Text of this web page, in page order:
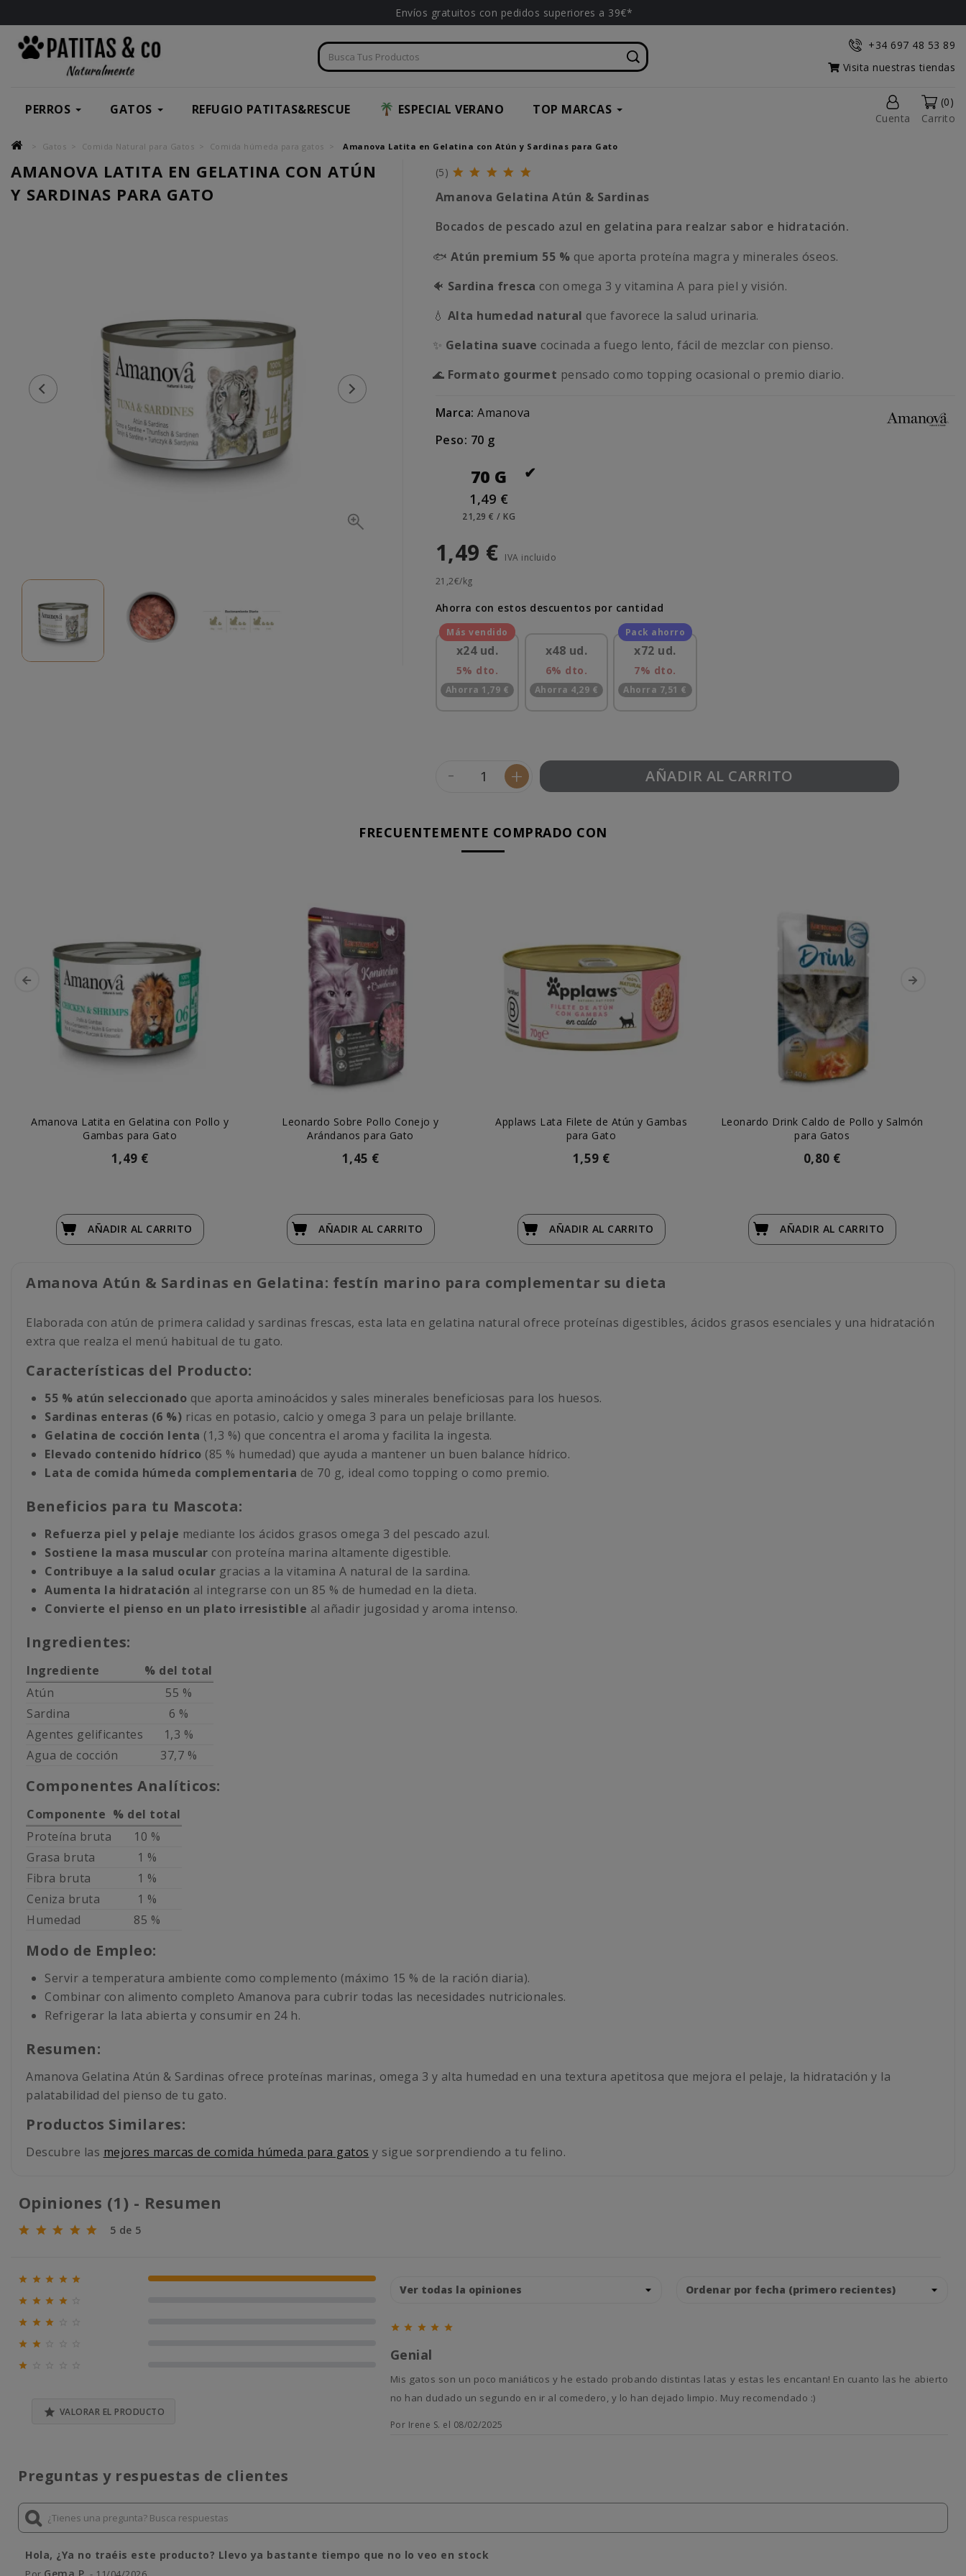
Envíos gratuitos con pedidos superiores a 39€*
+34 697 48 53 89
Visita nuestras tiendas
PERROS GATOS REFUGIO PATITAS&RESCUE ESPECIAL VERANO TOP MARCAS
Cuenta
(0)
Carrito
Gatos Comida Natural para Gatos Comida húmeda para gatos Amanova Latita en Gelatina con Atún y Sardinas para Gato
AMANOVA LATITA EN GELATINA CON ATÚN
Y SARDINAS PARA GATO
(5)
Amanova Gelatina Atún & Sardinas
Bocados de pescado azul en gelatina para realzar sabor e hidratación.
🐟 Atún premium 55 % que aporta proteína magra y minerales óseos.
🐠 Sardina fresca con omega 3 y vitamina A para piel y visión.
💧 Alta humedad natural que favorece la salud urinaria.
✨ Gelatina suave cocinada a fuego lento, fácil de mezclar con pienso.
🌊 Formato gourmet pensado como topping ocasional o premio diario.
Marca: Amanova
Peso: 70 g
70 G
1,49 €
21,29 € / KG
1,49 € IVA incluido
21,2€/kg
Ahorra con estos descuentos por cantidad
x24 ud.
5% dto.
Ahorra 1,79 €
x48 ud.
6% dto.
Ahorra 4,29 €
x72 ud.
7% dto.
Ahorra 7,51 €
- + AÑADIR AL CARRITO
FRECUENTEMENTE COMPRADO CON
Amanova Latita en Gelatina con Pollo y
Gambas para Gato
1,49 €
AÑADIR AL CARRITO
Leonardo Sobre Pollo Conejo y
Arándanos para Gato
1,45 €
AÑADIR AL CARRITO
Applaws Lata Filete de Atún y Gambas
para Gato
1,59 €
AÑADIR AL CARRITO
Leonardo Drink Caldo de Pollo y Salmón
para Gatos
0,80 €
AÑADIR AL CARRITO
Amanova Atún & Sardinas en Gelatina: festín marino para complementar su dieta
Elaborada con atún de primera calidad y sardinas frescas, esta lata en gelatina natural ofrece proteínas digestibles, ácidos grasos esenciales y una hidratación
extra que realza el menú habitual de tu gato.
Características del Producto:
55 % atún seleccionado que aporta aminoácidos y sales minerales beneficiosas para los huesos.
Sardinas enteras (6 %) ricas en potasio, calcio y omega 3 para un pelaje brillante.
Gelatina de cocción lenta (1,3 %) que concentra el aroma y facilita la ingesta.
Elevado contenido hídrico (85 % humedad) que ayuda a mantener un buen balance hídrico.
Lata de comida húmeda complementaria de 70 g, ideal como topping o como premio.
Beneficios para tu Mascota:
Refuerza piel y pelaje mediante los ácidos grasos omega 3 del pescado azul.
Sostiene la masa muscular con proteína marina altamente digestible.
Contribuye a la salud ocular gracias a la vitamina A natural de la sardina.
Aumenta la hidratación al integrarse con un 85 % de humedad en la dieta.
Convierte el pienso en un plato irresistible al añadir jugosidad y aroma intenso.
Ingredientes:
Ingrediente
% del total
Atún
55 %
Sardina
6 %
Agentes gelificantes
1,3 %
Agua de cocción
37,7 %
Componentes Analíticos:
Componente % del total
Proteína bruta
10 %
Grasa bruta
1 %
Fibra bruta
1 %
Ceniza bruta
1 %
Humedad
85 %
Modo de Empleo:
Servir a temperatura ambiente como complemento (máximo 15 % de la ración diaria).
Combinar con alimento completo Amanova para cubrir todas las necesidades nutricionales.
Refrigerar la lata abierta y consumir en 24 h.
Resumen:
Amanova Gelatina Atún & Sardinas ofrece proteínas marinas, omega 3 y alta humedad en una textura apetitosa que mejora el pelaje, la hidratación y la
palatabilidad del pienso de tu gato.
Productos Similares:
Descubre las mejores marcas de comida húmeda para gatos y sigue sorprendiendo a tu felino.
Opiniones (1) - Resumen
5 de 5
     100% (1)
   
  
 

 VALORAR EL PRODUCTO
    
Genial
Mis gatos son un poco maniáticos y he estado probando distintas latas y estas les encantan! En cuanto las he abierto
no han dudado un segundo en ir al comedero, y lo han dejado limpio. Muy recomendado :)
Por Irene S. el 08/02/2025
Preguntas y respuestas de clientes
Hola, ¿Ya no traéis este producto? Llevo ya bastante tiempo que no lo veo en stock